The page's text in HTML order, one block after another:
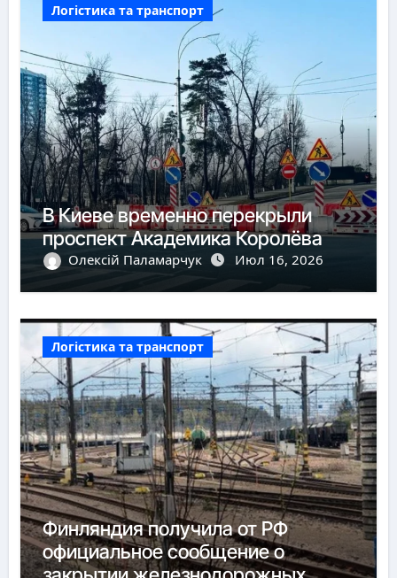
Логістика та транспорт
В Киеве временно перекрыли
проспект Академика Королёва
Олексій Паламарчук Июл 16, 2026
Логістика та транспорт
Финляндия получила от РФ
официальное сообщение о